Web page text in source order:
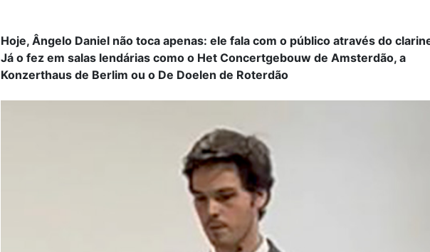
Hoje, Ângelo Daniel não toca apenas: ele fala com o público através do
Já o fez em salas lendárias como o Het Concertgebouw de Amsterdão, a
Konzerthaus de Berlim ou o De Doelen de Roterdão